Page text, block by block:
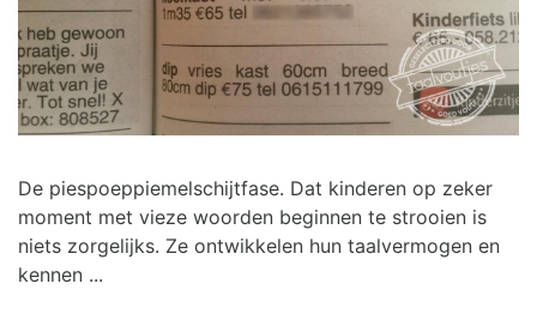
De piespoeppiemelschijtfase. Dat kinderen op zeker
moment met vieze woorden beginnen te strooien is
niets zorgelijks. Ze ontwikkelen hun taalvermogen en
kennen ...